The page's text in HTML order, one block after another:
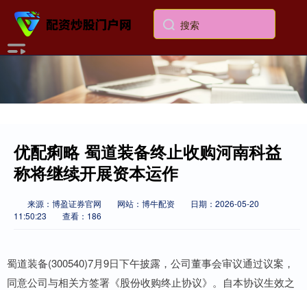
优配痢略 蜀道装备终止收购河南科益
称将继续开展资本运作
来源：博盈证券官网 网站：博牛配资
日期：2026-05-20
11:50:23
查看：186
蜀道装备(300540)7月9日下午披露，公司董事会审议通过议案，
同意公司与相关方签署《股份收购终止协议》。自本协议生效之